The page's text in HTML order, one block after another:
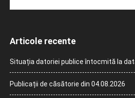
Articole recente
Situația datoriei publice întocmită la
Publicații de căsătorie din 04.08.2026